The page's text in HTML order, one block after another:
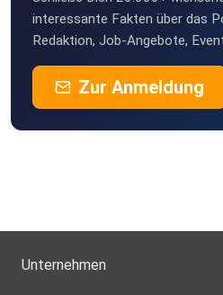
interessante Fakten über das
Redaktion, Job-Angebote,
Zur Anmeldung
Unternehmen